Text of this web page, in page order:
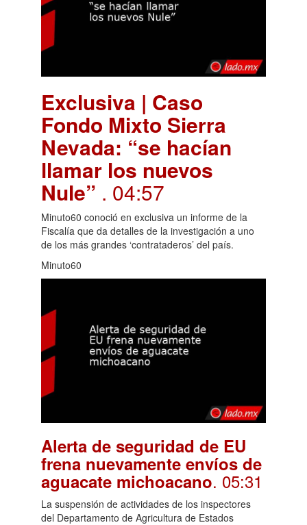
Exclusiva | Caso
Fondo Mixto Sierra
Nevada: “se hacían
llamar los nuevos
Nule” . 04:57
Minuto60 conoció en exclusiva un informe de la
Fiscalía que da detalles de la investigación a uno
de los más grandes ‘contrataderos’ del país.
Minuto60
Alerta de seguridad de EU
frena nuevamente envíos de
aguacate michoacano. 05:31
La suspensión de actividades de los inspectores
del Departamento de Agricultura de Estados